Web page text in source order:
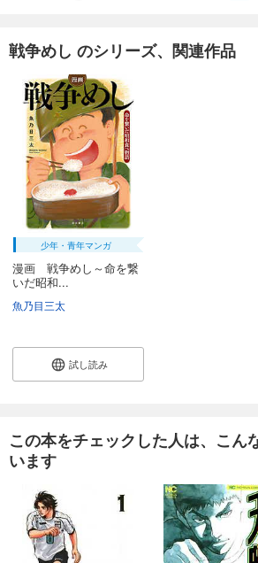
戦争めし のシリーズ、関連作品
少年・青年マンガ
漫画 戦争めし～命を繋
いだ昭和...
魚乃目三太
試し読み
この本をチェックした人は、こん
います